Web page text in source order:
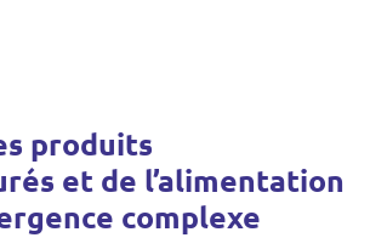
produits
et de l’alimentation
complexe